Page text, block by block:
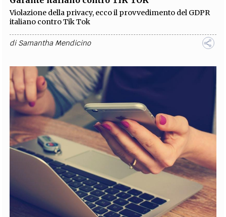
Violazione della privacy, ecco il provvedimento del GDPR
italiano contro Tik Tok
diSamantha Mendicino